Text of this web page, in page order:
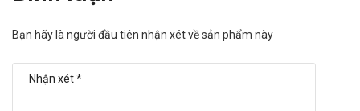
Thai kỳ, sau sinh
Dùng cho phụ nữ có thai và cho con bú: Thận trọng khi sử
Bạn hãy là người đầu tiên nhận xét về sản phẩm này